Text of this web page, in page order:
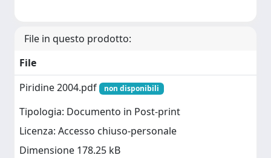
File in questo prodotto:
File
Piridine 2004.pdf
non disponibili
Tipologia: Documento in Post-print
Licenza: Accesso chiuso-personale
Dimensione 178.25 kB